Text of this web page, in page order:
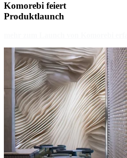
Komorebi feiert
Produktlaunch